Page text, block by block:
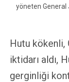
yöneten General
Hutu kökenli,
iktidarı aldı,
gerginliği